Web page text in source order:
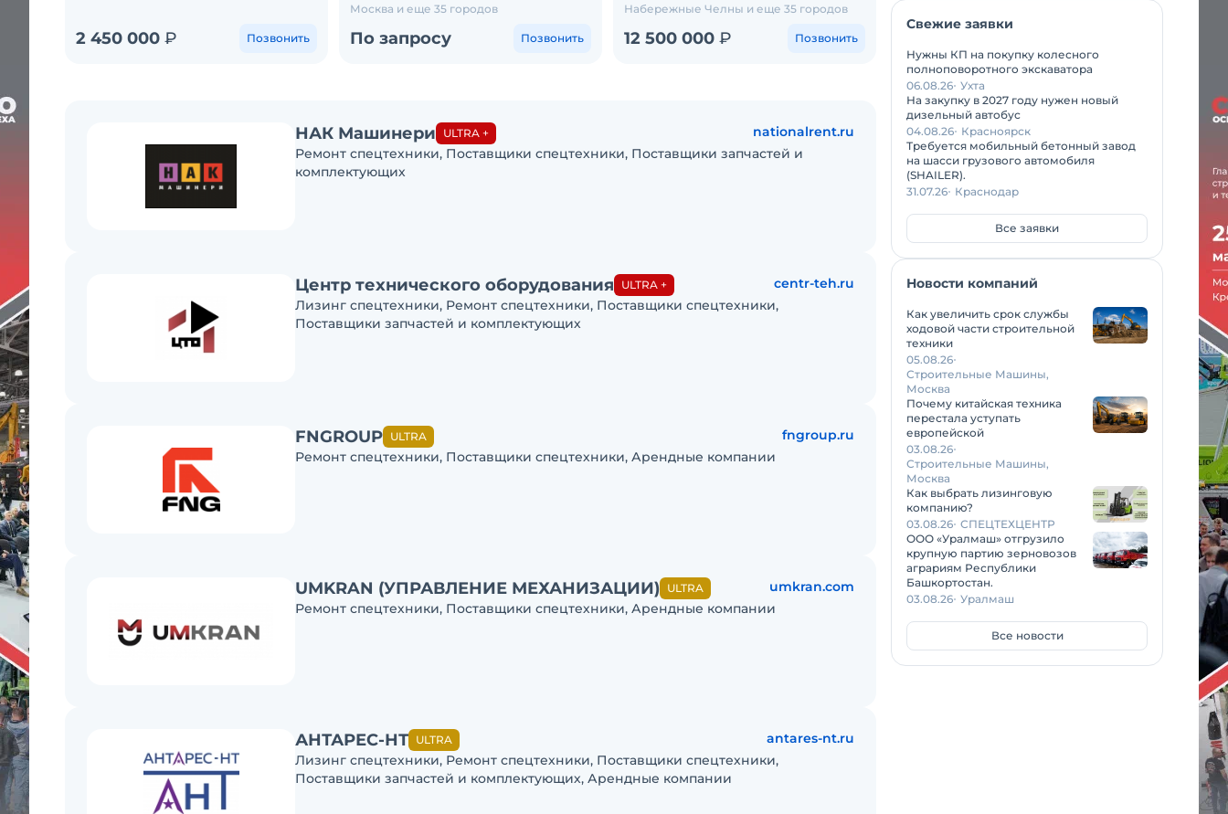
2 450 000 ₽ Позвонить
Москва и еще 35 городов
По запросу Позвонить
Набережные Челны и еще 35 городов
12 500 000 ₽ Позвонить
НАК Машинери ULTRA +
nationalrent.ru
Ремонт спецтехники, Поставщики спецтехники, Поставщики запчастей и
комплектующих
Центр технического оборудования ULTRA +
centr-teh.ru
Лизинг спецтехники, Ремонт спецтехники, Поставщики спецтехники,
Поставщики запчастей и комплектующих
FNGROUP ULTRA
fngroup.ru
Ремонт спецтехники, Поставщики спецтехники, Арендные компании
UMKRAN (УПРАВЛЕНИЕ МЕХАНИЗАЦИИ) ULTRA
umkran.com
Ремонт спецтехники, Поставщики спецтехники, Арендные компании
АНТАРЕС-НТ ULTRA
antares-nt.ru
Лизинг спецтехники, Ремонт спецтехники, Поставщики спецтехники,
Поставщики запчастей и комплектующих, Арендные компании
Свежие заявки
Нужны КП на покупку колесного
полноповоротного экскаватора
06.08.26 Ухта
На закупку в 2027 году нужен новый
дизельный автобус
04.08.26 Красноярск
Требуется мобильный бетонный завод
на шасси грузового автомобиля
(SHAILER).
31.07.26 Краснодар
Все заявки
Новости компаний
Как увеличить срок службы
ходовой части строительной
техники
05.08.26
Строительные Машины,
Москва
Почему китайская техника
перестала уступать
европейской
03.08.26
Строительные Машины,
Москва
Как выбрать лизинговую
компанию?
03.08.26 СПЕЦТЕХЦЕНТР
ООО «Уралмаш» отгрузило
крупную партию зерновозов
аграриям Республики
Башкортостан.
03.08.26 Уралмаш
Все новости